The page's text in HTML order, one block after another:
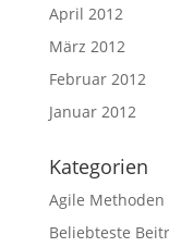
April 2012
März 2012
Februar 2012
Januar 2012
Kategorien
Agile Methoden
Beliebteste